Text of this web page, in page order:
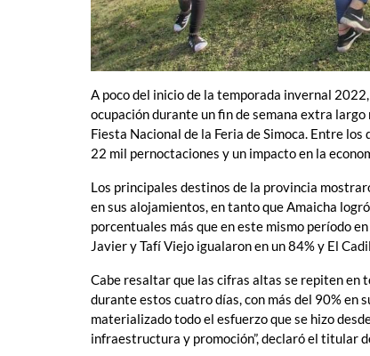
A poco del inicio de la temporada invernal
ocupación durante un fin de semana extra
Fiesta Nacional de la Feria de Simoca. Entre
22 mil pernoctaciones y un impacto en la
Los principales destinos de la provincia
en sus alojamientos, en tanto que Amaicha
porcentuales más que en este mismo período
Javier y Tafí Viejo igualaron en un 84% y El
Cabe resaltar que las cifras altas se repiten en
durante estos cuatro días, con más del 90% en
materializado todo el esfuerzo que se hizo
infraestructura y promoción”, declaró el titular